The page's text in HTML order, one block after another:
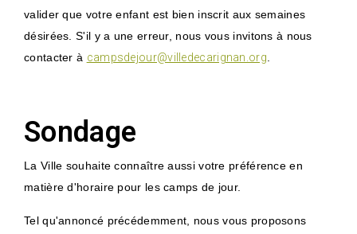
valider que votre enfant est bien inscrit aux semaines
désirées. S'il y a une erreur, nous vous invitons à nous
contacter à campsdejour@villedecarignan.org
Sondage
La Ville souhaite connaître aussi votre préférence en
matière d'horaire pour les camps de jour.
Tel qu'annoncé précédemment, nous vous proposons